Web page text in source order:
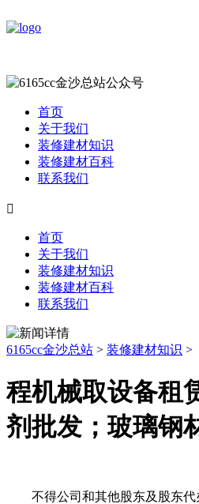
首页
关于我们
装修建材知识
装修建材百科
联系我们

首页
关于我们
装修建材知识
装修建材百科
联系我们
6165cc金沙总站 > 装修建材知识 >
程机械取设备租
剂批发；玻璃钢
不得公司和其他股东及股东代